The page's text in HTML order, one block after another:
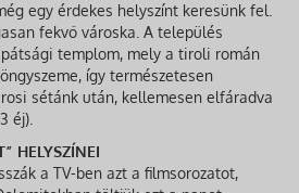
egy érdekes helyszínt keresünk fel.
fekvő városka. A település
templom, mely a tiroli román
így természetesen
sétánk után, kellemesen elfáradva
éj).
HELYSZÍNEI
a TV-ben azt a filmsorozatot,